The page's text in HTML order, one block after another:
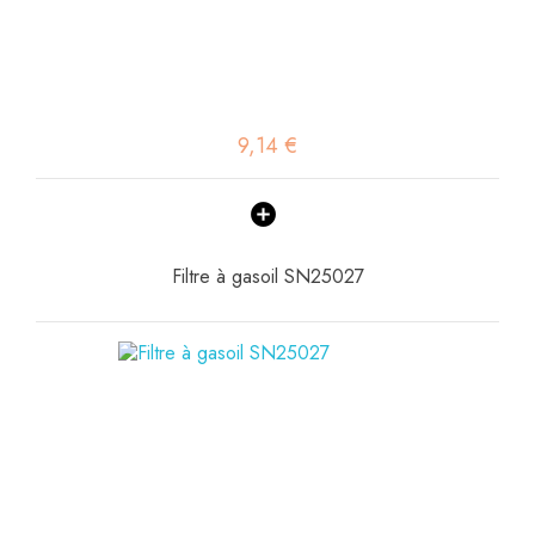
9,14 €
Filtre à gasoil SN25027